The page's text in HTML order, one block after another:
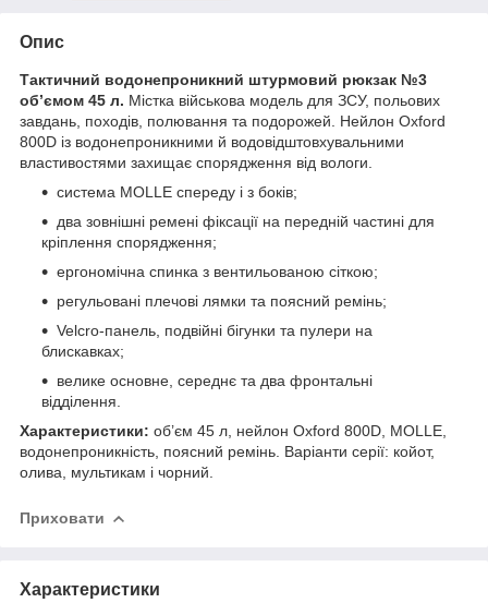
Опис
Тактичний водонепроникний штурмовий рюкзак №3
об’ємом 45 л. Містка військова модель для ЗСУ, польових
завдань, походів, полювання та подорожей. Нейлон Oxford
800D із водонепроникними й водовідштовхувальними
властивостями захищає спорядження від вологи.
система MOLLE спереду і з боків;
два зовнішні ремені фіксації на передній частині для
кріплення спорядження;
ергономічна спинка з вентильованою сіткою;
регульовані плечові лямки та поясний ремінь;
Velcro-панель, подвійні бігунки та пулери на
блискавках;
велике основне, середнє та два фронтальні
відділення.
Характеристики: об’єм 45 л, нейлон Oxford 800D, MOLLE,
водонепроникність, поясний ремінь. Варіанти серії: койот,
олива, мультикам і чорний.
Приховати
Характеристики